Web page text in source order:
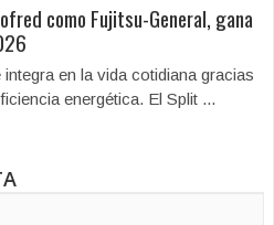
como Fujitsu-General, gana
en la vida cotidiana gracias
energética. El Split ...